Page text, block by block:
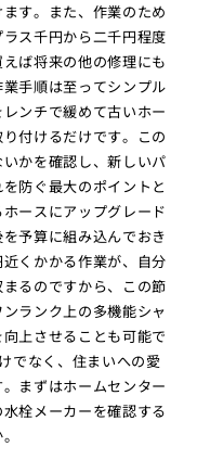
す。また、作業のため
ス千円から二千円程度
ば将来の他の修理にも
手順は至ってシンプル
ンチで緩めて古いホー
付けるだけです。この
かを確認し、新しいパ
防ぐ最大のポイントと
ースにアップグレード
予算に組み込んでおき
くかかる作業が、自分
るのですから、この節
ランク上の多機能シャ
上させることも可能で
でなく、住まいへの愛
まずはホームセンター
栓メーカーを確認する